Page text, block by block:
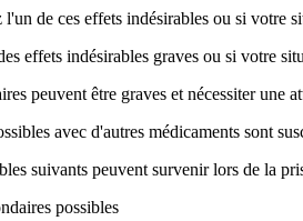
l'un de ces effets indésirables ou si votre
effets indésirables graves ou si votre
peuvent être graves et nécessiter une
avec d'autres médicaments sont
suivants peuvent survenir lors de la
possibles